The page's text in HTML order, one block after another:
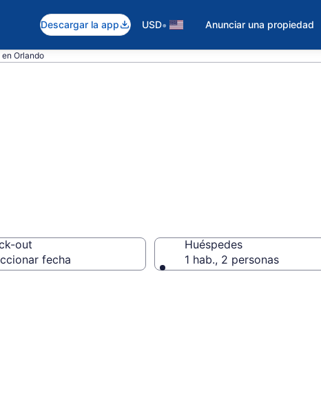
Descargar la app USD• Anunciar una propiedad
Orlando
out
fecha
Huéspedes
1 hab., 2 personas